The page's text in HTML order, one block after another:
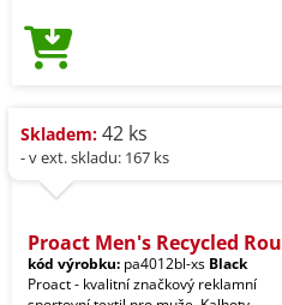
Skladem: 42 ks
- v ext. skladu: 167 ks
Proact Men's Recycled Rou
kód výrobku: pa4012bl-xs Black
Proact - kvalitní značkový reklamní